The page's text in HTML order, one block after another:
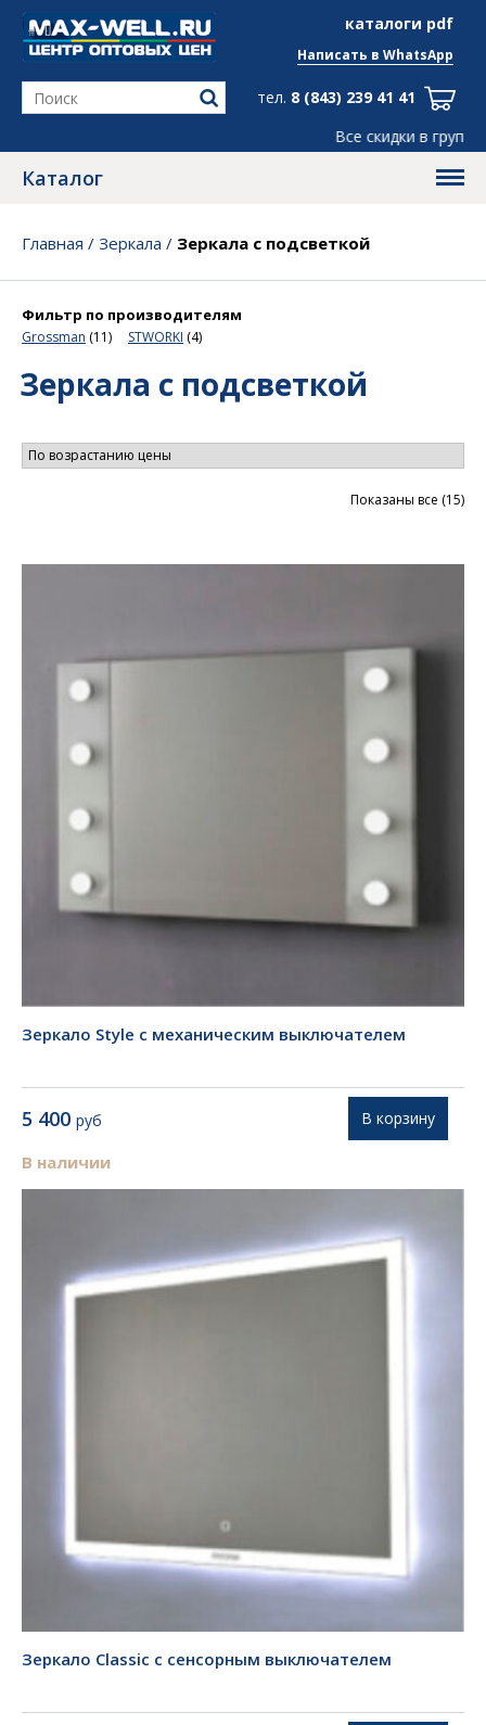
каталоги pdf
info@max-well.ru
Telegram, ← жми!
Написать в WhatsApp
тел. 8 (843) 239 41 41
Каталог
Главная / Зеркала / Зеркала с подсветкой
Фильтр по производителям
Grossman (11) STWORKI (4)
Зеркала с подсветкой
Показаны все (15)
Зеркало Style с механическим выключателем
5 400 руб
В наличии
В корзину
Зеркало Classic с сенсорным выключателем